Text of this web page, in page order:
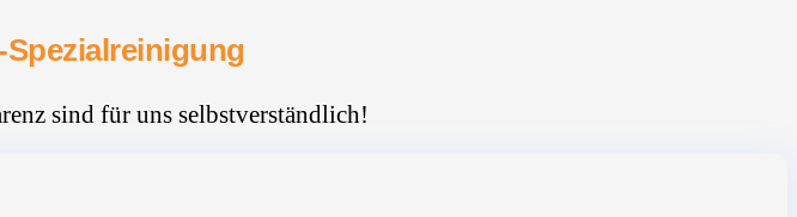
Spezialreinigung
sind für uns selbstverständlich!